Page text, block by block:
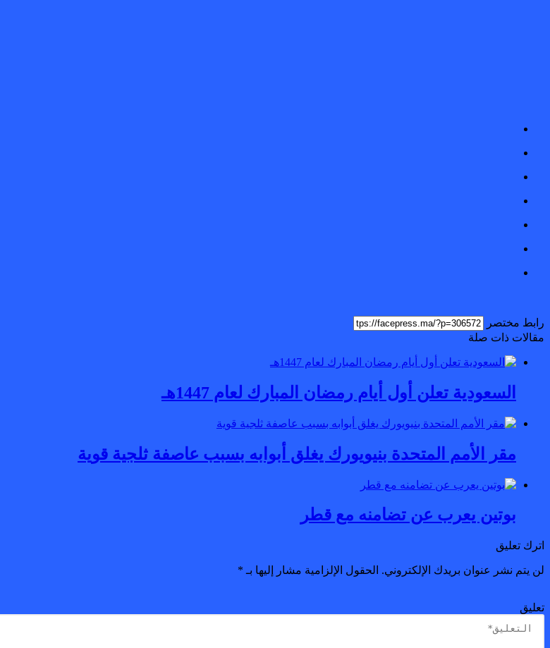
رابط مختصر
مقالات ذات صلة
السعودية تعلن أول أيام رمضان المبارك لعام 1447هـ
مقر الأمم المتحدة بنيويورك يغلق أبوابه بسبب عاصفة ثلجية قوية
بوتين يعرب عن تضامنه مع قطر
اترك تعليق
لن يتم نشر عنوان بريدك الإلكتروني. الحقول الإلزامية مشار إليها بـ *
تعليق